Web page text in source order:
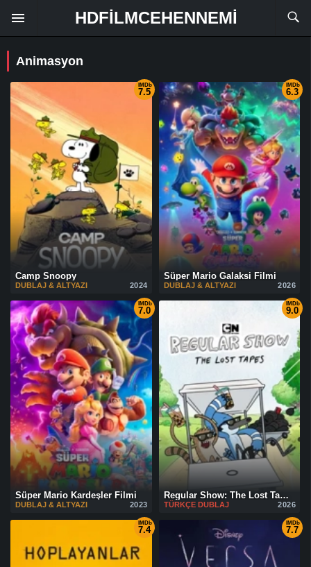
HDFILMCEHENNEMI
Animasyon
IMDb
7.5
Camp Snoopy
2024
DUBLAJ & ALTYAZI
IMDb
6.3
Süper Mario Galaksi Filmi
2026
DUBLAJ & ALTYAZI
IMDb
7.0
Süper Mario Kardeşler Filmi
2023
DUBLAJ & ALTYAZI
IMDb
9.0
Regular Show: The Lost Tapes
2026
TÜRKÇE DUBLAJ
IMDb
7.4
IMDb
7.7